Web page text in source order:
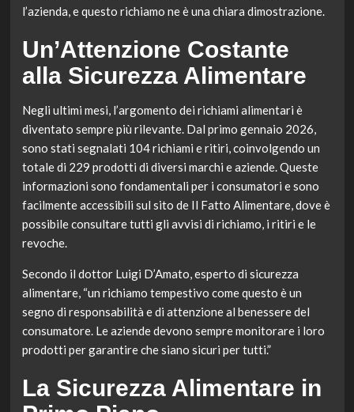
l’azienda, e questo richiamo ne è una chiara dimostrazione.
Un’Attenzione Costante
alla Sicurezza Alimentare
Negli ultimi mesi, l’argomento dei richiami alimentari è
diventato sempre più rilevante. Dal primo gennaio 2026,
sono stati segnalati 104 richiami e ritiri, coinvolgendo un
totale di 229 prodotti di diversi marchi e aziende. Queste
informazioni sono fondamentali per i consumatori e sono
facilmente accessibili sul sito de Il Fatto Alimentare, dove è
possibile consultare tutti gli avvisi di richiamo, i ritiri e le
revoche.
Secondo il dottor Luigi D’Amato, esperto di sicurezza
alimentare, “un richiamo tempestivo come questo è un
segno di responsabilità e di attenzione al benessere del
consumatore. Le aziende devono sempre monitorare i loro
prodotti per garantire che siano sicuri per tutti.”
La Sicurezza Alimentare in